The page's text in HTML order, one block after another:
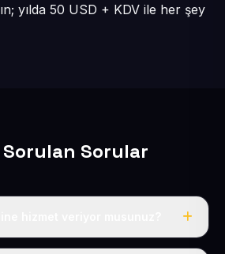
yılda 50 USD + KDV ile her şey
Sorulan Sorular
tüm Melikgazi bölgesine eksiksiz